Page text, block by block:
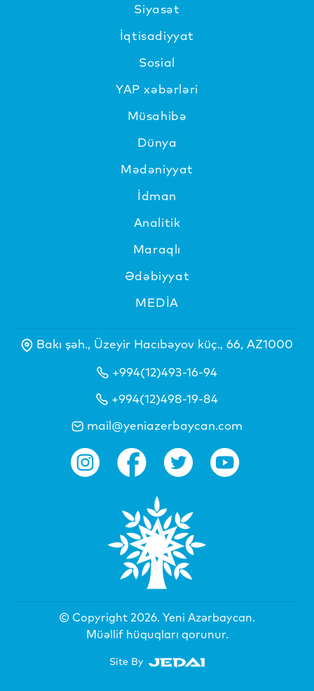
Siyasət
İqtisadiyyat
Sosial
YAP xəbərləri
Müsahibə
Dünya
Mədəniyyat
İdman
Analitik
Maraqlı
Ədəbiyyat
MEDİA
Bakı şəh., Üzeyir Hacıbəyov küç., 66, AZ1000
+994(12)493-16-94
+994(12)498-19-84
mail@yeniazerbaycan.com
© Copyright 2026. Yeni Azərbaycan.
Müəllif hüquqları qorunur.
Site By